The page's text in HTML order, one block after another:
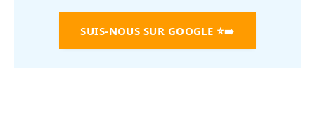
SUIS-NOUS SUR GOOGLE ⭐➡️